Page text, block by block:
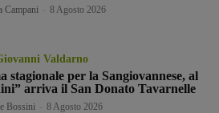
Campani 8 Agosto 2026
Valdarno
stagionale per la Sangiovannese, al
arriva il San Donato Tavarnelle
Bossini 8 Agosto 2026